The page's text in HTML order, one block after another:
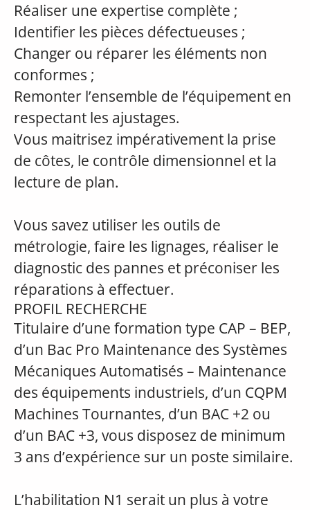
Réaliser une expertise complète ;
Identifier les pièces défectueuses ;
Changer ou réparer les éléments non
conformes ;
Remonter l’ensemble de l’équipement en
respectant les ajustages.
Vous maitrisez impérativement la prise
de côtes, le contrôle dimensionnel et la
lecture de plan.
Vous savez utiliser les outils de
métrologie, faire les lignages, réaliser le
diagnostic des pannes et préconiser les
réparations à effectuer.
PROFIL RECHERCHE
Titulaire d’une formation type CAP – BEP,
d’un Bac Pro Maintenance des Systèmes
Mécaniques Automatisés – Maintenance
des équipements industriels, d’un CQPM
Machines Tournantes, d’un BAC +2 ou
d’un BAC +3, vous disposez de minimum
3 ans d’expérience sur un poste similaire.
L’habilitation N1 serait un plus à votre